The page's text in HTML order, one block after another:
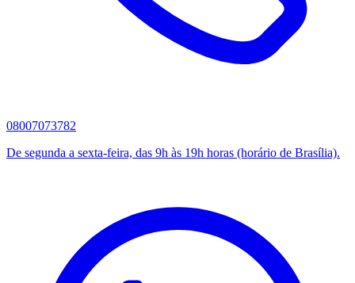
08007073782
De segunda a sexta-feira, das 9h às 19h horas (horário de Brasília).